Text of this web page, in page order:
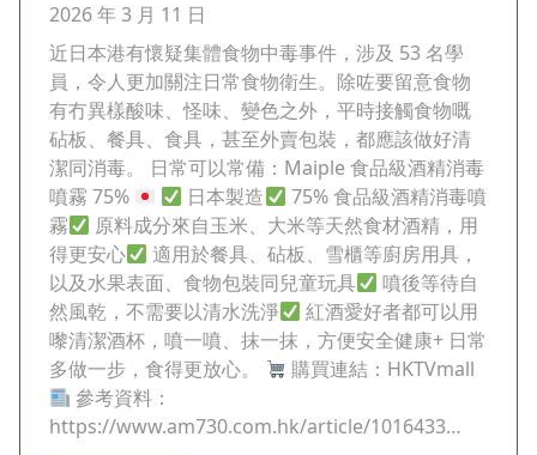
2026 年 3 月 11 日
近日本港有懷疑集體食物中毒事件，涉及 53 名學
員，令人更加關注日常食物衛生。​除咗要留意食物
有冇異樣酸味、怪味、變色之外，平時接觸食物嘅
砧板、餐具、食具，甚至外賣包裝，都應該做好清
潔同消毒。 日常可以常備：Maiple 食品級酒精消毒
噴霧 75%
日本製造
75% 食品級酒精消毒噴
霧
原料成分來自玉米、大米等天然食材酒精，用
得更安心
適用於餐具、砧板、雪櫃等廚房用具，
以及水果表面、食物包裝同兒童玩具
噴後等待自
然風乾，不需要以清水洗淨
紅酒愛好者都可以用
嚟清潔酒杯，噴一噴、抹一抹，方便安全健康+ 日常
多做一步，食得更放心。
購買連結：HKTVmall
參考資料：
https://www.am730.com.hk/article/1016433​…